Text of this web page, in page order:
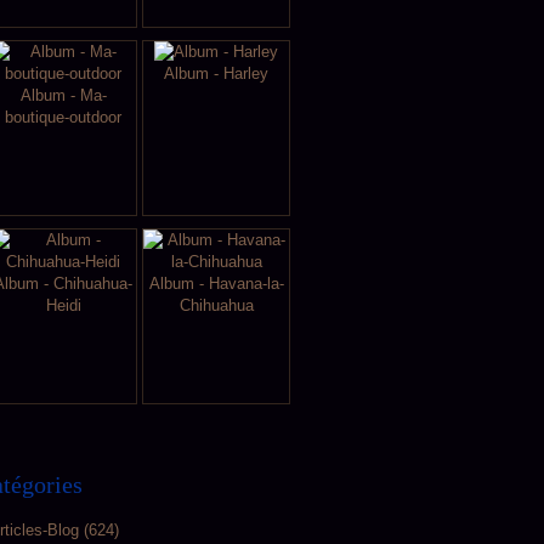
Album - Ma-
boutique-outdoor
Album - Harley
- Chihuahua-
Heidi
Album - Havana-la-
Chihuahua
Blog (624)